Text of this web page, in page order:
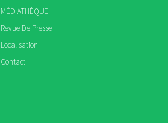
MÉDIATHÈQUE
Revue De Presse
Localisation
Contact